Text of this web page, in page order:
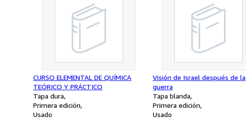
CURSO ELEMENTAL DE QUÍMICA
TEÓRICO Y PRÁCTICO
Tapa dura
Primera edición
Usado
Visión de Israel después de la
guerra
Tapa blanda
Primera edición
Usado